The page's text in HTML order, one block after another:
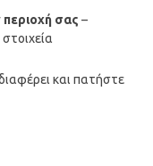
σας –
και πατήστε